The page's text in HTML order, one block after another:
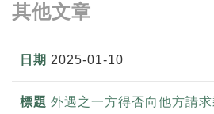
其他文章
2025-01-10
外遇之一方得否向他方請